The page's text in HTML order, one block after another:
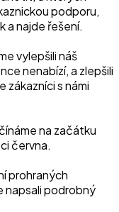
podporu,
a najde řešení.
vylepšili náš
nenabízí, a zlepšili
zákazníci s námi
na začátku
června.
prohraných
napsali podrobný